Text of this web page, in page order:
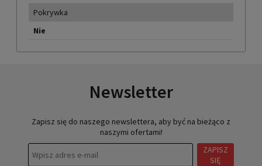
Pokrywka
Nie
Newsletter
Zapisz się do naszego newslettera, aby być na bieżąco z
naszymi ofertami!
ZAPISZ
SIĘ